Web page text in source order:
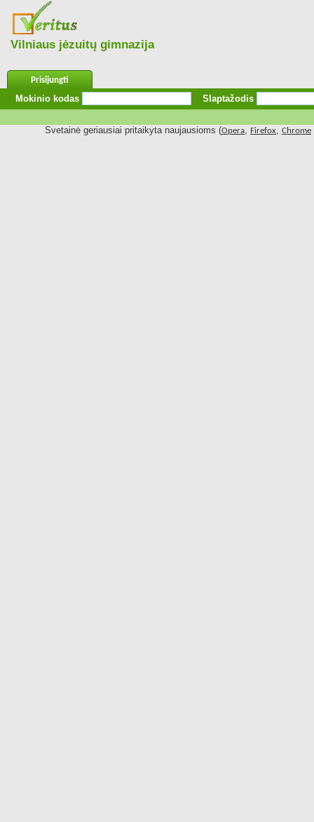
Vilniaus jėzuitų gimnazija
Prisijungti
Mokinio kodas Slaptažodis
Svetainė geriausiai pritaikyta naujausioms (Opera, Firefox, Chrome